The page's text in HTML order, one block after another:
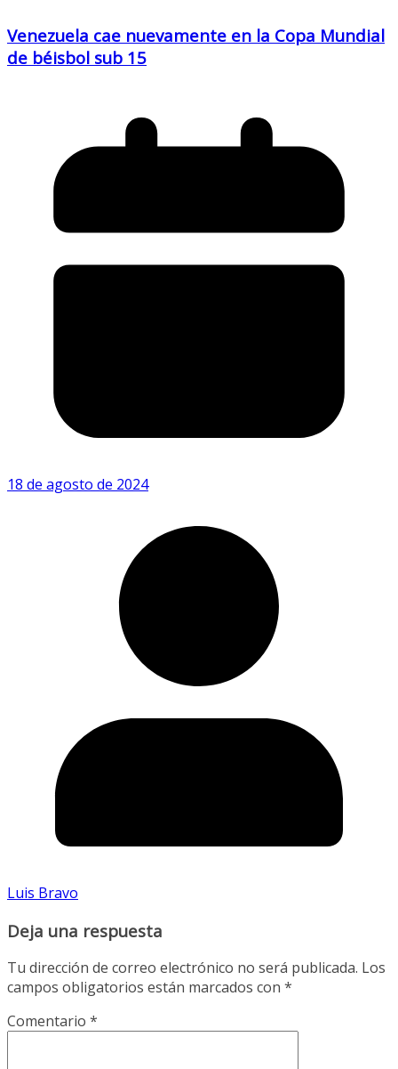
Venezuela cae nuevamente en la Copa Mundial
de béisbol sub 15
18 de agosto de 2024
Luis Bravo
Deja una respuesta
Tu dirección de correo electrónico no será publicada. Los
campos obligatorios están marcados con *
Comentario *